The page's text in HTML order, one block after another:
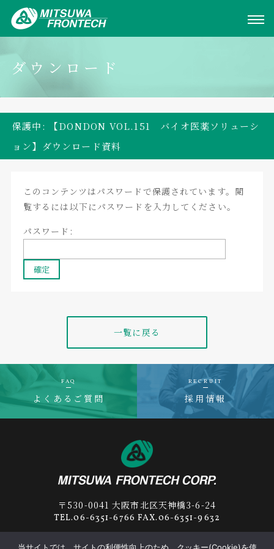
ダウンロード
保護中: 【DONDON VOL.151 バイオ医薬ソリューシ
ョン】ダウンロード資料
このコンテンツはパスワードで保護されています。閲
覧するには以下にパスワードを入力してください。
パスワード:
一覧に戻る
FAQ
よくあるご質問
RECRUIT
採用情報
〒530-0041 大阪市北区天神橋3-6-24
TEL.06-6351-6766 FAX.06-6351-9632